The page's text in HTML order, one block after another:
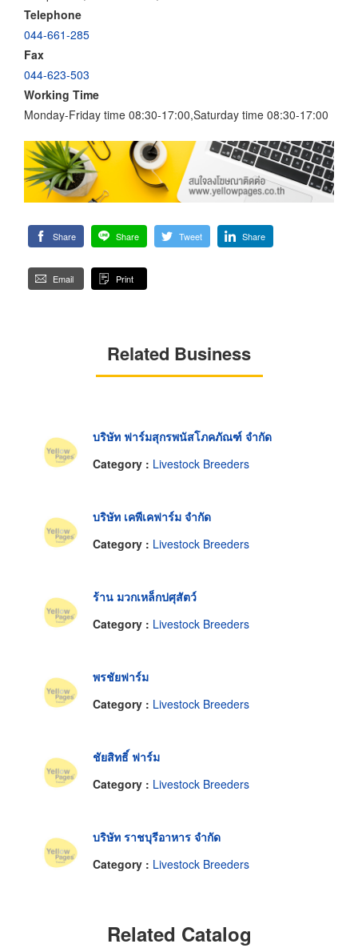
Telephone
044-661-285
Fax
044-623-503
Working Time
Monday-Friday time 08:30-17:00,Saturday time 08:30-17:00
Share Share Tweet Share
Email Print
Related Business
บริษัท ฟาร์มสุกรพนัสโภคภัณฑ์ จำกัด
Category : Livestock Breeders
บริษัท เคพีเคฟาร์ม จำกัด
Category : Livestock Breeders
ร้าน มวกเหล็กปศุสัตว์
Category : Livestock Breeders
พรชัยฟาร์ม
Category : Livestock Breeders
ชัยสิทธิ์ ฟาร์ม
Category : Livestock Breeders
บริษัท ราชบุรีอาหาร จำกัด
Category : Livestock Breeders
Related Catalog